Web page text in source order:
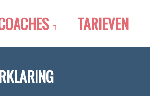
TARIEVEN